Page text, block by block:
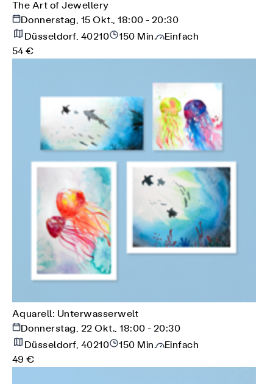
The Art of Jewellery
Donnerstag, 15 Okt., 18:00 - 20:30
Düsseldorf, 40210
150 Min.
Einfach
54 €
Aquarell: Unterwasserwelt
Donnerstag, 22 Okt., 18:00 - 20:30
Düsseldorf, 40210
150 Min.
Einfach
49 €